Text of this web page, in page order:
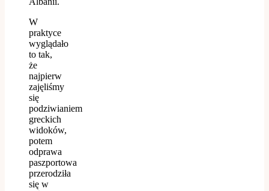
W
praktyce
wyglądało
to tak,
że
najpierw
zajęliśmy
się
podziwianiem
greckich
widoków,
potem
odprawa
paszportowa
przerodziła
się w